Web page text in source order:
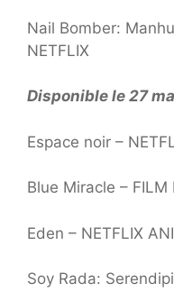
Nail Bomber:
NETFLIX
Disponible le 27
Espace noir –
Blue Miracle – FILM
Eden – NETFLIX
Soy Rada: